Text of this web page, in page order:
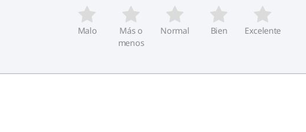
Malo
Más o
menos
Normal Bien Excelente